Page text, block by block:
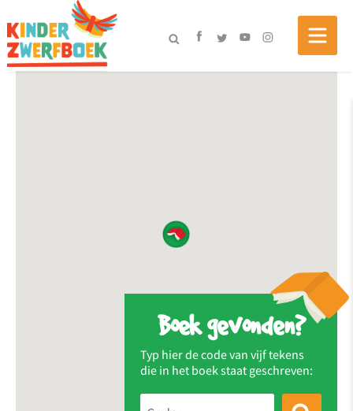
Boek gevonden?
Typ hier de code van vijf tekens
die in het boek staat geschreven: